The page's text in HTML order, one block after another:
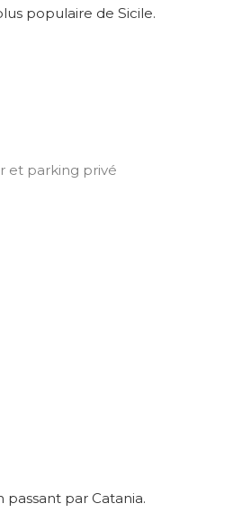
populaire de Sicile.
et parking privé
passant par Catania.